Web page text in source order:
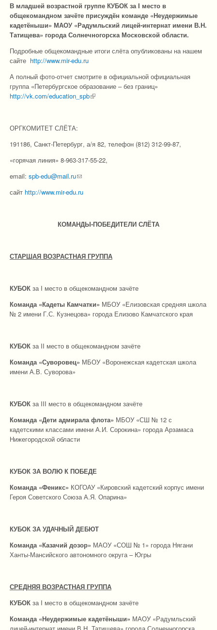
В младшей возрастной группе КУБОК за I место в
общекомандном зачёте присуждён команде «Неудержимые
кадетёныши» МАОУ «Радумльский лицей-интернат имени В.Н.
Татищева» города Солнечногорска Московской области.
Подробные общекомандные итоги слёта опубликованы на нашем
сайте http://www.mir-edu.ru
А полный фото-отчет смотрите в официальной официальная
группа «Петербургское образование – без границ»
http://vk.com/education_spb(link is external)
ОРГКОМИТЕТ СЛЁТА:
191186, Санкт-Петербург, а/я 82, телефон (812) 312-99-87,
«горячая линия» 8-963-317-55-22,
email: spb-edu@mail.ru(link sends e-mail)
сайт http://www.mir-edu.ru
КОМАНДЫ-ПОБЕДИТЕЛИ СЛЁТА
СТАРШАЯ ВОЗРАСТНАЯ ГРУППА
КУБОК за I место в общекомандном зачёте
Команда «Кадеты Камчатки» МБОУ «Елизовская средняя школа
№ 2 имени Г.С. Кузнецова» города Елизово Камчатского края
КУБОК за II место в общекомандном зачёте
Команда «Суворовец» МБОУ «Воронежская кадетская школа
имени А.В. Суворова»
КУБОК за III место в общекомандном зачёте
Команда «Дети адмирала флота» МБОУ «СШ № 12 с
кадетскими классами имени А.И. Сорокина» города Арзамаса
Нижегородской области
КУБОК ЗА ВОЛЮ К ПОБЕДЕ
Команда «Феникс» КОГОАУ «Кировский кадетский корпус имени
Героя Советского Союза А.Я. Опарина»
КУБОК ЗА УДАЧНЫЙ ДЕБЮТ
Команда «Казачий дозор» МАОУ «СОШ № 1» города Нягани
Ханты‑Мансийского автономного округа – Югры
СРЕДНЯЯ ВОЗРАСТНАЯ ГРУППА
КУБОК за I место в общекомандном зачёте
Команда «Неудержимые кадетёныши» МАОУ «Радумльский